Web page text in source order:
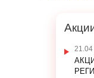
21.04